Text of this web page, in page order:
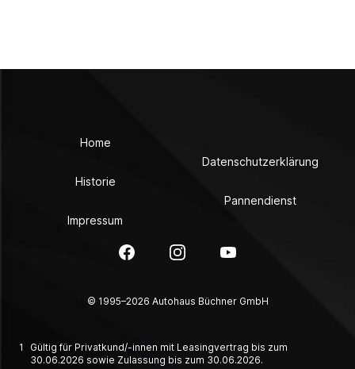
Home
Historie
Impressum
Datenschutzerklärung
Pannendienst
FacebookInstagramYouTube
© 1995–2026 Autohaus Büchner GmbH
1
Gültig für Privatkund/-innen mit Leasingvertrag bis zum
30.06.2026 sowie Zulassung bis zum 30.06.2026.